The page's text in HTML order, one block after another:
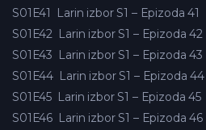
S01E41
Larin izbor S1 – Epizoda 41
S01E42 Larin izbor S1 – Epizoda 42
S01E43 Larin izbor S1 – Epizoda 43
S01E44 Larin izbor S1 – Epizoda 44
S01E45 Larin izbor S1 – Epizoda 45
S01E46 Larin izbor S1 – Epizoda 46